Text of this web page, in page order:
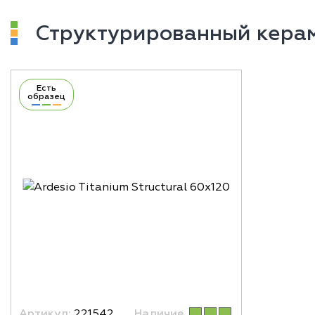
Структурированный
Есть
образец